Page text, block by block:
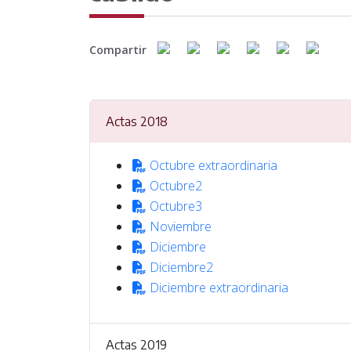
Compartir
Actas 2018
Octubre extraordinaria
Octubre2
Octubre3
Noviembre
Diciembre
Diciembre2
Diciembre extraordinaria
Actas 2019
Municipio